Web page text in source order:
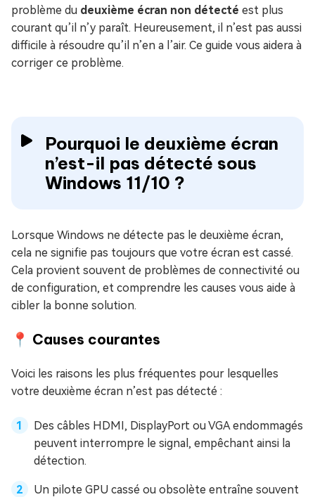
problème du deuxième écran non détecté est plus
courant qu’il n’y paraît. Heureusement, il n’est pas aussi
difficile à résoudre qu’il n’en a l’air. Ce guide vous aidera à
corriger ce problème.
Pourquoi le deuxième écran
n’est-il pas détecté sous
Windows 11/10 ?
Lorsque Windows ne détecte pas le deuxième écran,
cela ne signifie pas toujours que votre écran est cassé.
Cela provient souvent de problèmes de connectivité ou
de configuration, et comprendre les causes vous aide à
cibler la bonne solution.
📍 Causes courantes
Voici les raisons les plus fréquentes pour lesquelles
votre deuxième écran n’est pas détecté :
Des câbles HDMI, DisplayPort ou VGA endommagés
peuvent interrompre le signal, empêchant ainsi la
détection.
Un pilote GPU cassé ou obsolète entraîne souvent